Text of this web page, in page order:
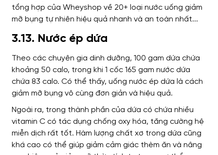
3.13. Nước ép dứa
Theo các chuyên gia dinh dưỡng, 100 gam dứa chứa
khoảng 50 calo, trong khi 1 cốc 165 gam nước dứa
chứa 83 calo. Có thể thấy, uống nước ép dứa là cách
giảm mỡ bụng vô cùng đơn giản và hiệu quả.
Ngoài ra, trong thành phần của dứa có chứa nhiều
vitamin C có tác dụng chống oxy hóa, tăng cường hệ
miễn dịch rất tốt. Hàm lượng chất xơ trong dứa cũng
khá cao có thể giúp giảm cảm giác thèm ăn và nâng